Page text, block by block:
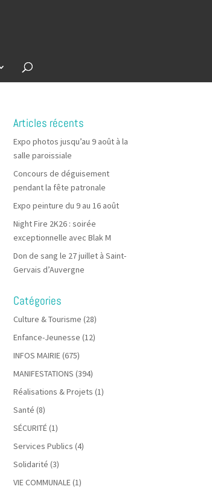
Articles récents
Expo photos jusqu’au 9 août à la
salle paroissiale
Concours de déguisement
pendant la fête patronale
Expo peinture du 9 au 16 août
Night Fire 2K26 : soirée
exceptionnelle avec Blak M
Don de sang le 27 juillet à Saint-
Gervais d’Auvergne
Catégories
Culture & Tourisme (28)
Enfance-Jeunesse (12)
INFOS MAIRIE(675)
MANIFESTATIONS (394)
Réalisations & Projets (1)
Santé (8)
SÉCURITÉ(1)
Services Publics (4)
Solidarité (3)
VIE COMMUNALE(1)